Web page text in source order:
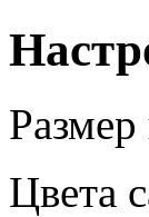
Цвета